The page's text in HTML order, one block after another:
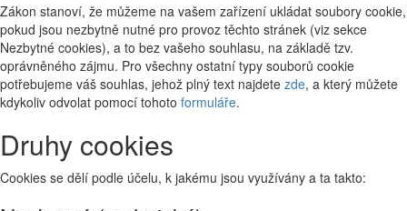
Zákon stanoví, že můžeme na vašem zařízení ukládat soubory cookie,
pokud jsou nezbytně nutné pro provoz těchto stránek (viz sekce
Nezbytné cookies), a to bez vašeho souhlasu, na základě tzv.
oprávněného zájmu. Pro všechny ostatní typy souborů cookie
potřebujeme váš souhlas, jehož plný text najdete zde, a který můžete
kdykoliv odvolat pomocí tohoto formuláře.
Druhy cookies
Cookies se dělí podle účelu, k jakému jsou využívány a ta takto: